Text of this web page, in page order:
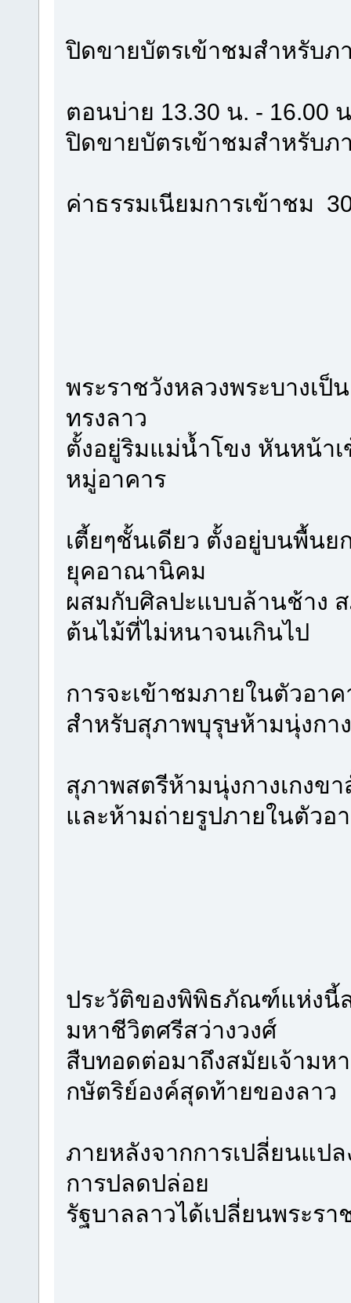
ปิดขายบัตรเข้าชมสำหรับภ
ตอนบ่าย 13.30 น. - 16.00
ปิดขายบัตรเข้าชมสำหรับภ
ค่าธรรมเนียมการเข้าชม
พระราชวังหลวงพระบางเ
ทรงลาว
ตั้งอยู่ริมแม่น้ำโขง หันหน้า
หมู่อาคาร
เตี้ยๆชั้นเดียว ตั้งอยู่บนพื้น
ยุคอาณานิคม
ผสมกับศิลปะแบบล้านช้าง
ต้นไม้ที่ไม่หนาจนเกินไป
การจะเข้าชมภายในตัวอา
สำหรับสุภาพบุรุษห้ามนุ่งกา
สุภาพสตรีห้ามนุ่งกางเกงข
และห้ามถ่ายรูปภายในตัวอ
ประวัติของพิพิธภัณฑ์แห่งนี้
มหาชีวิตศรีสว่างวงศ์
สืบทอดต่อมาถึงสมัยเจ้ามห
กษัตริย์องค์สุดท้ายของลาว
ภายหลังจากการเปลี่ยนแป
การปลดปล่อย
รัฐบาลลาวได้เปลี่ยนพระร